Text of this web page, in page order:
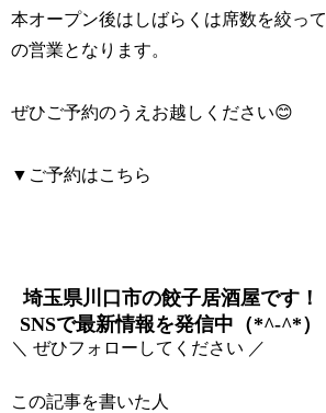
本オープン後はしばらくは席数を絞って
の営業となります。
ぜひご予約のうえお越しください😊
▼ご予約はこちら
埼玉県川口市の餃子居酒屋です！
SNSで最新情報を発信中（*^-^*）
＼ ぜひフォローしてください ／
この記事を書いた人